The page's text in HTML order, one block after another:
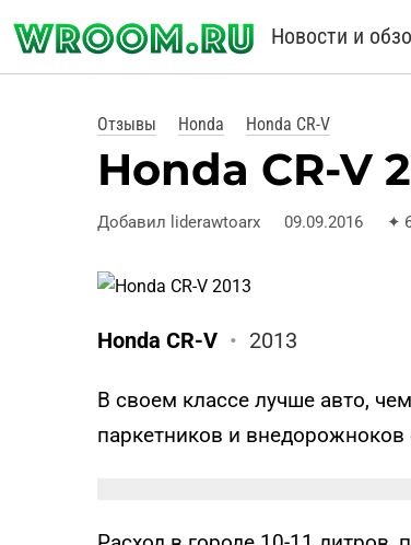
Новости и
Отзывы Honda Honda CR-V
Honda CR-V
Добавил liderawtoarx 09.09.2016 ✦
Honda CR-V • 2013
В своем классе лучше авто,
паркетников и